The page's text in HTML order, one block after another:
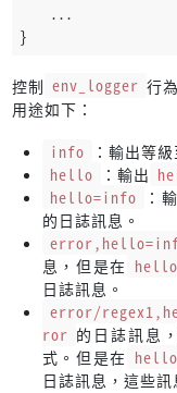
    ...
}
控制 env_logger 行
用途如下：
info
：輸出等
hello
：輸出
hello=info
：
的日誌訊息。
息，但是在 hello
日誌訊息。
error/
ror 的日誌訊息
式。但是在 hello
日誌訊息，這些